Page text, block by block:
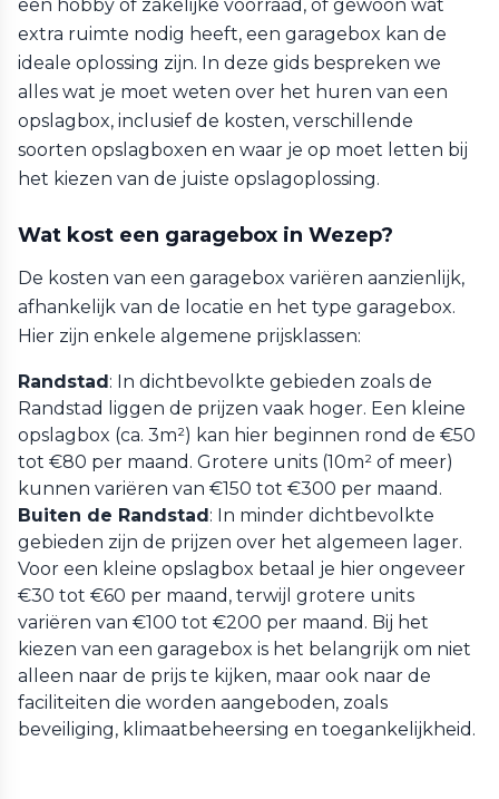
een hobby of zakelijke voorraad, of gewoon wat
extra ruimte nodig heeft, een garagebox kan de
ideale oplossing zijn. In deze gids bespreken we
alles wat je moet weten over het huren van een
opslagbox, inclusief de kosten, verschillende
soorten opslagboxen en waar je op moet letten bij
het kiezen van de juiste opslagoplossing.
Wat kost een garagebox in Wezep?
De kosten van een garagebox variëren aanzienlijk,
afhankelijk van de locatie en het type garagebox.
Hier zijn enkele algemene prijsklassen:
Randstad: In dichtbevolkte gebieden zoals de
Randstad liggen de prijzen vaak hoger. Een kleine
opslagbox (ca. 3m²) kan hier beginnen rond de €50
tot €80 per maand. Grotere units (10m² of meer)
kunnen variëren van €150 tot €300 per maand.
Buiten de Randstad: In minder dichtbevolkte
gebieden zijn de prijzen over het algemeen lager.
Voor een kleine opslagbox betaal je hier ongeveer
€30 tot €60 per maand, terwijl grotere units
variëren van €100 tot €200 per maand. Bij het
kiezen van een garagebox is het belangrijk om niet
alleen naar de prijs te kijken, maar ook naar de
faciliteiten die worden aangeboden, zoals
beveiliging, klimaatbeheersing en toegankelijkheid.